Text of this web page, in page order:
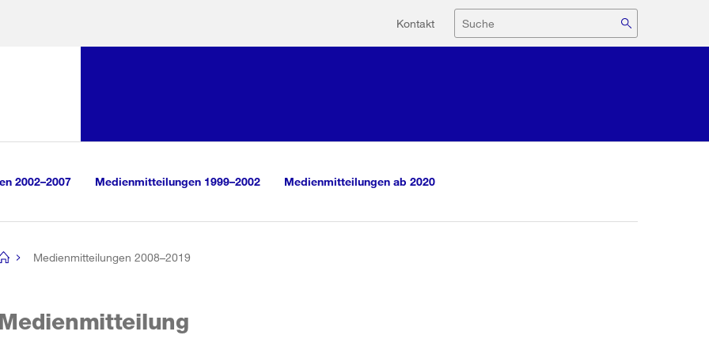
Hilfsnavigation
Kontakt Suche
2002–2007 Medienmitteilungen 1999–2002 Medienmitteilungen ab 2020
Medienmitteilungen 2008–2019